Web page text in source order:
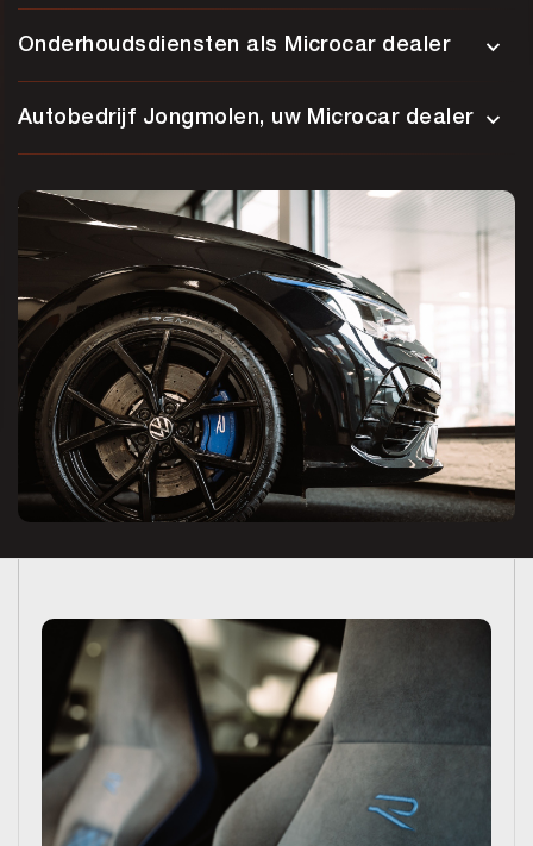
Onderhoudsdiensten als Microcar dealer
Autobedrijf Jongmolen, uw Microcar dealer